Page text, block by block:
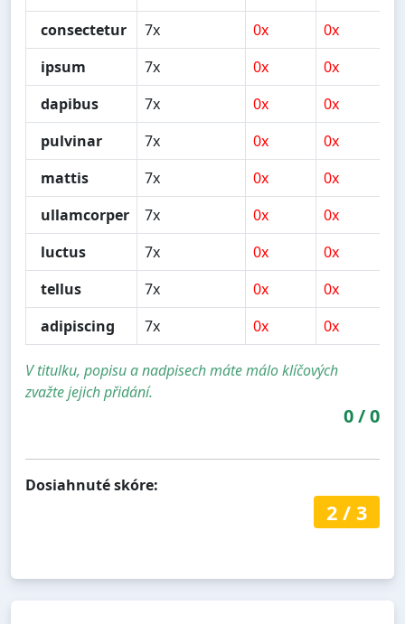
consectetur
7x 0x 0x
ipsum
7x 0x 0x
dapibus
7x 0x 0x
pulvinar
7x 0x 0x
mattis
7x 0x 0x
ullamcorper
7x 0x 0x
luctus
7x 0x 0x
tellus
7x 0x 0x
adipiscing
7x 0x 0x
V titulku, popisu a nadpisech máte málo klíčových
zvažte jejich přidání.
0/0
Dosiahnuté skóre:
2/ 3